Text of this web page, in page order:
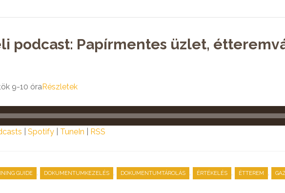
podcast: Papírmentes üzlet,
9-10 óraRészletek
Spotify TuneIn RSS
GUIDE , DOKUMENTUMKEZELÉS , DOKUMENTUMTÁROLÁS , ÉRTÉKELÉS , ÉTTEREM ,